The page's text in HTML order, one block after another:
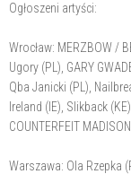
Ogłoszeni artyści:
Wrocław: MERZBOW /
Ugory (PL), GARY
Qba Janicki (PL),
Ireland (IE), Slikback
COUNTERFEIT
Warszawa: Ola Rzepka